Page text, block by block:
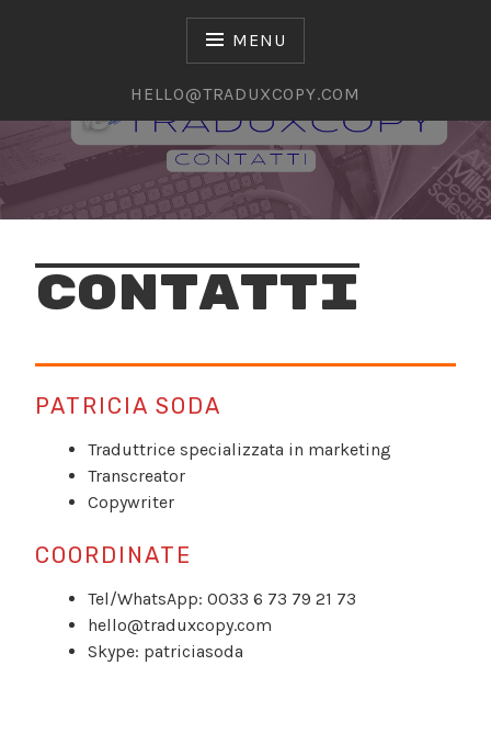
MENU
HELLO@TRADUXCOPY.COM
TRADUCTION ET
RÉDACTION WEB
English-French-Italian
CONTATTI
PATRICIA SODA
Traduttrice specializzata in marketing
Transcreator
Copywriter
COORDINATE
Tel/WhatsApp: 0033 6 73 79 21 73
hello@traduxcopy.com
Skype: patriciasoda